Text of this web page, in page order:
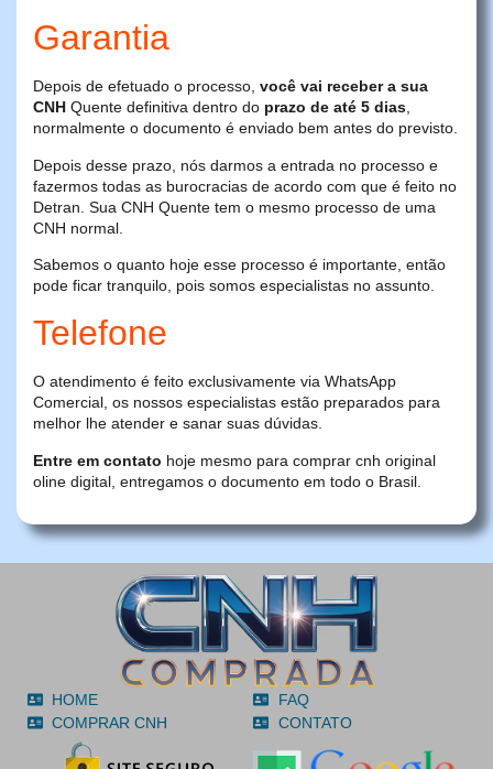
Garantia
Depois de efetuado o processo, você vai receber a sua
CNH Quente definitiva dentro do prazo de até 5 dias,
normalmente o documento é enviado bem antes do previsto.
Depois desse prazo, nós darmos a entrada no processo e
fazermos todas as burocracias de acordo com que é feito no
Detran. Sua CNH Quente tem o mesmo processo de uma
CNH normal.
Sabemos o quanto hoje esse processo é importante, então
pode ficar tranquilo, pois somos especialistas no assunto.
Telefone
O atendimento é feito exclusivamente via WhatsApp
Comercial, os nossos especialistas estão preparados para
melhor lhe atender e sanar suas dúvidas.
Entre em contato hoje mesmo para comprar cnh original
oline digital, entregamos o documento em todo o Brasil.
HOME
COMPRAR CNH
FAQ
CONTATO